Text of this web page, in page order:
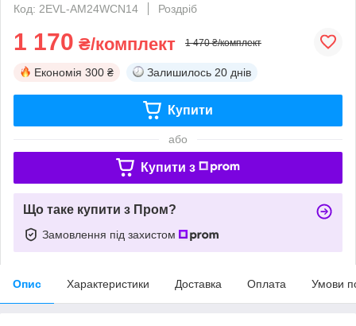
Код: 2EVL-AM24WCN14
Роздріб
1 170 ₴/комплект 1 470 ₴/комплект
Економія 300 ₴ Залишилось 20 днів
Купити
або
Купити з
Що таке купити з Пром?
Замовлення під захистом
Опис Характеристики Доставка Оплата Умови